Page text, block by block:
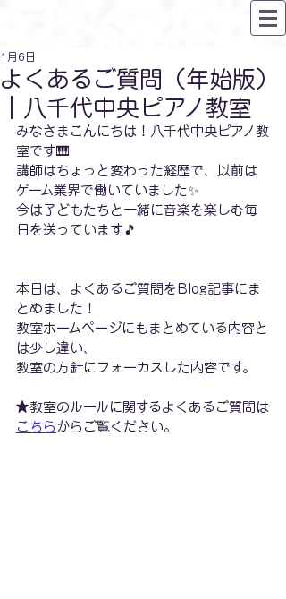
よくあるご質問（年始版）
｜八千代中央ピアノ教室
1月6日
みなさまこんにちは！八千代中央ピアノ教
室です🎹
講師はちょっと変わった経歴で、以前は
ゲーム業界で働いていました✨
今は子どもたちと一緒に音楽を楽しむ毎
日を送っています🎵
本日は、よくあるご質問をBlog記事にま
とめました！
教室ホームページにもまとめている内容と
は少し違い、
教室の方針にフォーカスした内容です。
★教室のルールに関するよくあるご質問は
こちら からご覧ください。